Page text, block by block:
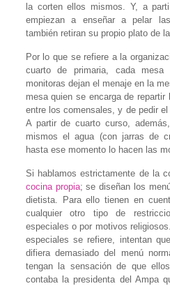
la corten ellos mismos. Y, a
empiezan a enseñar a pelar
también retiran su propio plato de
Por lo que se refiere a la
cuarto de primaria, cada
monitoras dejan el menaje en la
mesa quien se encarga de
entre los comensales, y de pedir
A partir de cuarto curso,
mismos el agua (con jarras de
hasta ese momento lo hacen las
Si hablamos estrictamente de la
cocina propia; se diseñan los
dietista. Para ello tienen en
cualquier otro tipo de
especiales o por motivos
especiales se refiere, intentan
difiera demasiado del menú
tengan la sensación de que
contaba la presidenta del Ampa